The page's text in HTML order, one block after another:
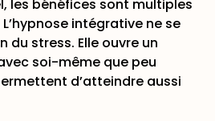
les bénéfices sont multiples
intégrative ne se
du stress. Elle ouvre un
soi-même que peu
d’atteindre aussi